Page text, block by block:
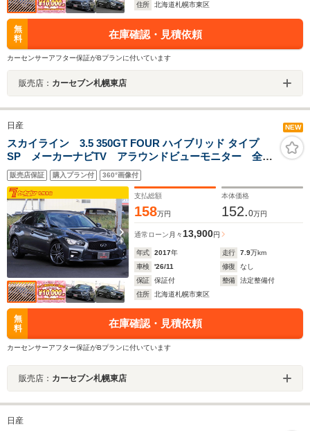
住所
北海道札幌市東区
無
料
在庫確認・見積依頼
カーセンサーアフター保証がBプランに付いています
販売店： カーセブン札幌東店
日産 NEW
スカイライン 3.5 350GT FOUR ハイブリッド タイプ
SP メーカーナビTV アラウンドビューモニター 全方
位運転支援システム 黒本革 パドルシフト ビジョン
サポートPKG ETC レーダークルコン ハイビームア
シスト シートヒーター メモリー付パワーシート
販売店保証 購入プラン付 360°画像付
支払総額
158万円
本体価格
152.0万円
通常ローン 月々 13,900円
年式 2017年 走行 7.9万km
車検
'26/11 修復
なし
保証
保証付 整備
法定整備付
住所
北海道札幌市東区
無
料
在庫確認・見積依頼
カーセンサーアフター保証がBプランに付いています
販売店： カーセブン札幌東店
日産